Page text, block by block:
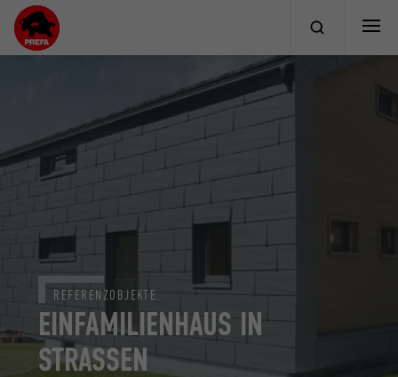
EINFAMILIENHAUS IN
STRASSEN
REFERENZOBJEKTE